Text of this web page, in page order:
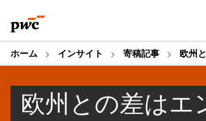
to
content
to
footer
ホーム インサイト 寄稿記事 欧州
欧州との差はエ